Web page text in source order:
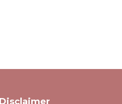
Disclaimer